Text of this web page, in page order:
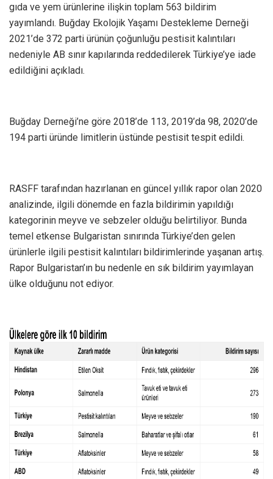
gıda ve yem ürünlerine ilişkin toplam 563 bildirim
yayımlandı. Buğday Ekolojik Yaşamı Destekleme Derneği
2021’de 372 parti ürünün çoğunluğu pestisit kalıntıları
nedeniyle AB sınır kapılarında reddedilerek Türkiye’ye iade
edildiğini açıkladı.
Buğday Derneği’ne göre 2018’de 113, 2019’da 98, 2020’de
194 parti üründe limitlerin üstünde pestisit tespit edildi.
RASFF tarafından hazırlanan en güncel yıllık rapor olan 2020
analizinde, ilgili dönemde en fazla bildirimin yapıldığı
kategorinin meyve ve sebzeler olduğu belirtiliyor. Bunda
temel etkense Bulgaristan sınırında Türkiye’den gelen
ürünlerle ilgili pestisit kalıntıları bildirimlerinde yaşanan artış.
Rapor Bulgaristan’ın bu nedenle en sık bildirim yayımlayan
ülke olduğunu not ediyor.